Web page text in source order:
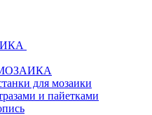
для мозаики
и пайетками